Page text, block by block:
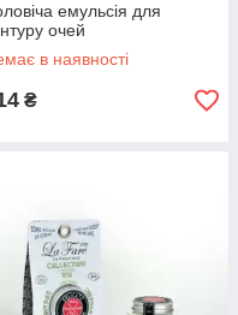
емульсія для
очей
в наявності
₴